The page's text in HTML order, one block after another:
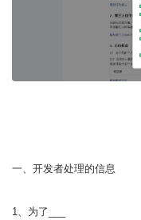
一、开发者处理的信息
1、为了___